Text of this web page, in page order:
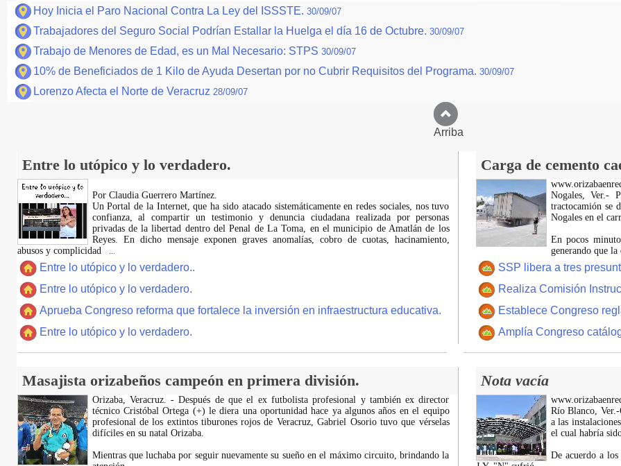
Hoy Inicia el Paro Nacional Contra La Ley del ISSSTE. 30/09/07
Trabajadores del Seguro Social Podrían Estallar la Huelga el día 16 de Octubre. 30/09/07
Trabajo de Menores de Edad, es un Mal Necesario: STPS 30/09/07
10% de Beneficiados de 1 Kilo de Ayuda Desertan por no Cubrir Requisitos del Programa. 30/09/07
Lorenzo Afecta el Norte de Veracruz 28/09/07
Arriba
Entre lo utópico y lo verdadero. Carga de cemento
Por Claudia Guerrero Martínez.
​Un Portal de la Internet, que ha sido atacado sistemáticamente en redes sociales, nos tuvo
confianza, al compartir un testimonio y denuncia ciudadana realizada por personas
privadas de la libertad dentro del Penal de La Toma, en el municipio de Amatlán de los
Reyes. En dicho mensaje exponen graves anomalías, cobro de cuotas, hacinamiento,
abusos y complicidad
Entre lo utópico y lo verdadero..
Entre lo utópico y lo verdadero.
Aprueba Congreso reforma que fortalece la inversión en infraestructura educativa.
Entre lo utópico y lo verdadero.
Nogales, Ver.-
tractocamión se
Nogales en el
En pocos
generando que
SSP libera a tres
Realiza Comisión
Establece Congreso
Amplía Congreso
Masajista orizabeños campeón en primera división. Nota vacía
Orizaba, Veracruz. - Después de que el ex futbolista profesional y también ex director
técnico Cristóbal Ortega (+) le diera una oportunidad hace ya algunos años en el equipo
profesional de los extintos tiburones rojos de Veracruz, Gabriel Osorio tuvo que vérselas
difíciles en su natal Orizaba.
Mientras que luchaba por seguir nuevamente su sueño en el máximo circuito, brindando la
Río Blanco,
a las
el cual habría
De acuerdo a